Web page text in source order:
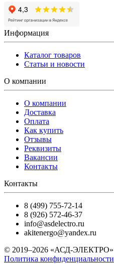
Информация
Каталог товаров
Статьи и новости
О компании
О компании
Доставка
Оплата
Как купить
Отзывы
Реквизиты
Вакансии
Контакты
Контакты
8 (499) 755-72-14
8 (926) 572-46-37
info@asdelectro.ru
akitenergo@yandex.ru
© 2019–2026 «АСД-ЭЛЕКТРО»
Политика конфиденциальности